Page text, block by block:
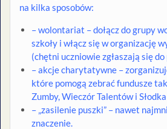
na kilka sposobów:
– wolontariat – dołącz do grupy
szkoły i włącz się w organizację
(chętni uczniowie zgłaszają się do
– akcje charytatywne –
które pomogą zebrać fundusze
Zumby, Wieczór Talentów i
– „zasilenie puszki” – nawet
znaczenie.